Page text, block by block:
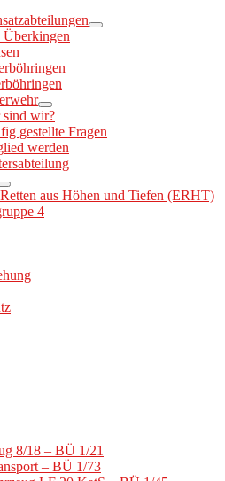
Überkingen
sind wir?
gestellte Fragen
werden
aus Höhen und Tiefen (ERHT)
4
8/18 – BÜ 1/21
– BÜ 1/73